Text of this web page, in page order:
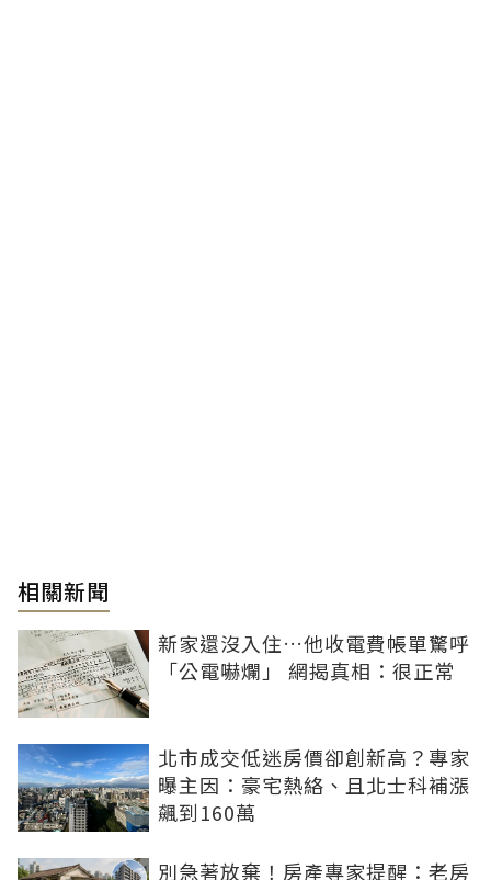
相關新聞
新家還沒入住…他收電費帳單驚呼
「公電嚇爛」 網揭真相：很正常
北市成交低迷房價卻創新高？專家
曝主因：豪宅熱絡、且北士科補漲
飆到160萬
別急著放棄！房產專家提醒：老房